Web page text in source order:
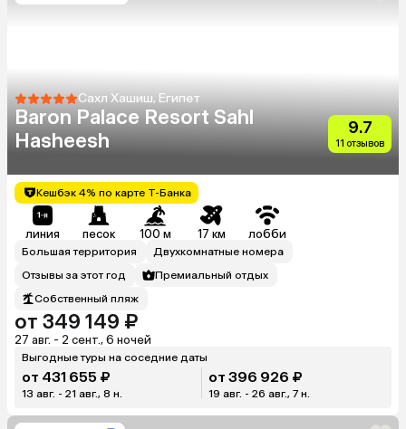
Сахл Хашиш, Египет
Baron Palace Resort Sahl
Hasheesh
9.7
11 отзывов
Кешбэк 4% по карте Т-Банка
линия песок 100 м 17 км лобби
Большая территория
Двухкомнатные номера
Отзывы за этот год
Премиальный отдых
Собственный пляж
от 349 149 ₽
27 авг. - 2 сент., 6 ночей
Выгодные туры на соседние даты
от 431 655 ₽
13 авг. - 21 авг., 8 н.
от 396 926 ₽
19 авг. - 26 авг., 7 н.